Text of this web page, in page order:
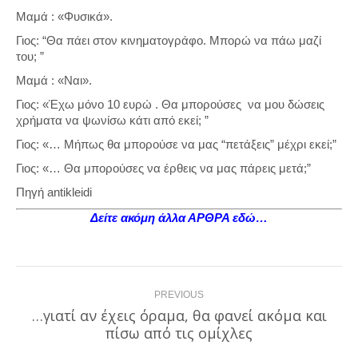
Μαμά : «Φυσικά».
Γιος: “Θα πάει στον κινηματογράφο. Μπορώ να πάω μαζί
του; ”
Μαμά : «Ναι».
Γιος: «Έχω μόνο 10 ευρώ . Θα μπορούσες να μου δώσεις
χρήματα να ψωνίσω κάτι από εκεί; ”
Γιος: «… Μήπως θα μπορούσε να μας “πετάξεις” μέχρι εκεί;”
Γιος: «… Θα μπορούσες να έρθεις να μας πάρεις μετά;”
Πηγή antikleidi
Δείτε ακόμη άλλα ΑΡΘΡΑ εδώ…
navigation PREVIOUS
Previous
post:
…γιατί αν έχεις όραμα, θα φανεί ακόμα και
πίσω από τις ομίχλες